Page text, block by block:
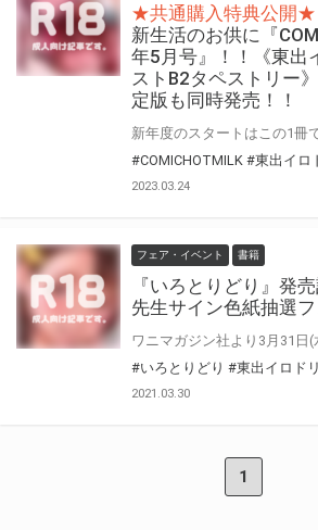
★共通購入特典公開★
新生活のお供に『
年5月号』！！《東出
ストB2タペストリー
定版も同時発売！！
#COMICHOTMILK #東出イロ
2023.03.24
フェア・イベント 書籍
『いろとりどり』発
先生サイン色紙抽選フ
#いろとりどり #東出イロドリ
2021.03.30
1